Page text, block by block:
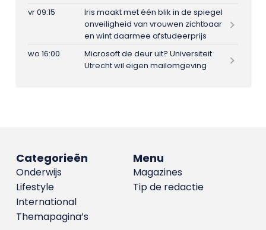
vr 09:15
Iris maakt met één blik in de spiegel
onveiligheid van vrouwen zichtbaar
en wint daarmee afstudeerprijs
wo 16:00
Microsoft de deur uit? Universiteit
Utrecht wil eigen mailomgeving
Menu
Magazines
Tip de redactie
Categorieën
Onderwijs
Lifestyle
International
Themapagina’s